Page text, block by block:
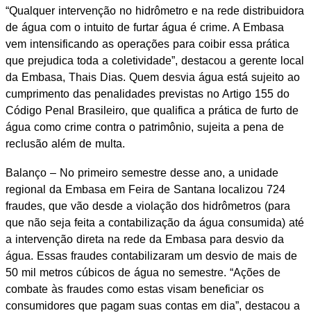
“Qualquer intervenção no hidrômetro e na rede distribuidora
de água com o intuito de furtar água é crime. A Embasa
vem intensificando as operações para coibir essa prática
que prejudica toda a coletividade”, destacou a gerente local
da Embasa, Thais Dias. Quem desvia água está sujeito ao
cumprimento das penalidades previstas no Artigo 155 do
Código Penal Brasileiro, que qualifica a prática de furto de
água como crime contra o patrimônio, sujeita a pena de
reclusão além de multa.
Balanço – No primeiro semestre desse ano, a unidade
regional da Embasa em Feira de Santana localizou 724
fraudes, que vão desde a violação dos hidrômetros (para
que não seja feita a contabilização da água consumida) até
a intervenção direta na rede da Embasa para desvio da
água. Essas fraudes contabilizaram um desvio de mais de
50 mil metros cúbicos de água no semestre. “Ações de
combate às fraudes como estas visam beneficiar os
consumidores que pagam suas contas em dia”, destacou a